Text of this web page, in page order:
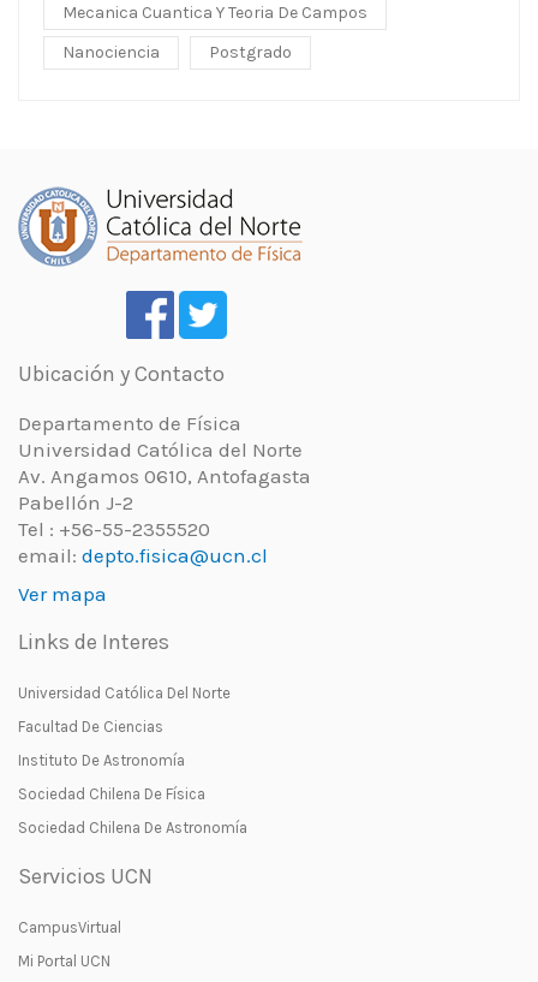
Mecanica Cuantica Y Teoria De Campos
Nanociencia
Postgrado
Ubicación y Contacto
Departamento de Física
Universidad Católica del Norte
Av. Angamos 0610, Antofagasta
Pabellón J-2
Tel : +56-55-2355520
email: depto.fisica@ucn.cl
Ver mapa
Links de Interes
Universidad Católica Del Norte
Facultad De Ciencias
Instituto De Astronomía
Sociedad Chilena De Física
Sociedad Chilena De Astronomía
Servicios UCN
CampusVirtual
Mi Portal UCN